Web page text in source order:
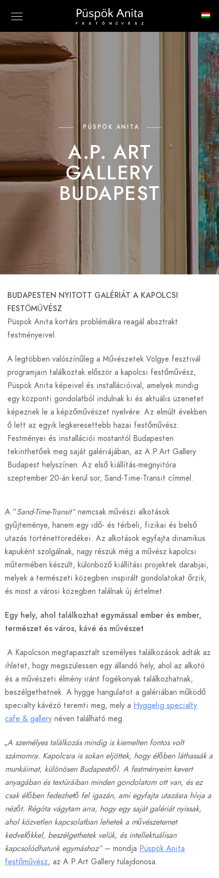
PÜSPÖK ANITA
A.P. ART
GALLERY
BUDAPEST
BUDAPESTEN NYITOTT GALÉRIÁT A KAPOLCSI
FESTŐMŰVÉSZ
Püspök Anita kortárs problémákra reagál absztrakt
festményeivel.
A legtöbben valószínűleg a Művészetek Völgye fesztivál
programjain találkoztak először a kapolcsi festőművész,
Püspök Anita képeivel és installációival, amelyek mindig
egy központi gondolatból indulnak ki és aktuális üzenetet
képeznek le a képzőművészet nyelvére. Az elmúlt években
ő lett az egyik legkeresettebb hazai festőművész.
Festményei és installációi mostantól Budapesten
tekinthetőek meg saját galériájában, az A.P.Art Gallery
Budapest helyszínen. Az első kiállítás-megnyitóra
szeptember 20-án kerül sor, Sand-Time-Transit címmel.
A “Sand-Time-Transit”nemcsak művészi alkotások
gyűjteménye, hanem egy idő- és térbeli, fizikai és belső
utazás történettöredékei. Az alkotások egyfajta dinamikus
kapuként szolgálnak, nagy részük még a művész kapolcsi
műtermében készült, különböző kiállítási projektek darabjai,
melyek a természeti közegben inspirált gondolatokat őrzik,
és most a városi közegben találnak új értelmet.
Egy hely, ahol találkozhat egymással ember és ember,
természet és város, kávé és művészet
A Kapolcson megtapasztalt személyes találkozások adták az
ihletet, hogy megszülessen egy állandó hely, ahol az alkotó
és a művészeti élmény iránt fogékonyak találkozhatnak,
beszélgethetnek. A hygge hangulatot a galériában működő
specialty kávézó teremti meg, mely a Hyggelig specialty
cafe & gallery néven található meg.
„A személyes találkozás mindig is kiemelten fontos volt
számomra. Kapolcsra is sokan eljöttek, hogy élőben láthassák a
munkáimat, különösen Budapestről. A festményeim kevert
anyagában és textúráiban minden gondolatom ott van, és ez
csak élőben fedezhető fel igazán, ami egyfajta utazásra hívja a
nézőt. Régóta vágytam arra, hogy egy saját galériát nyissak,
ahol közvetlen kapcsolatban lehetek a művészetemet
kedvelőkkel, beszélgethetek velük, és intellektuálisan
kapcsolódhatunk egymáshoz”– mondja Püspök Anita
festőművész, az A.P.Art Gallery tulajdonosa.